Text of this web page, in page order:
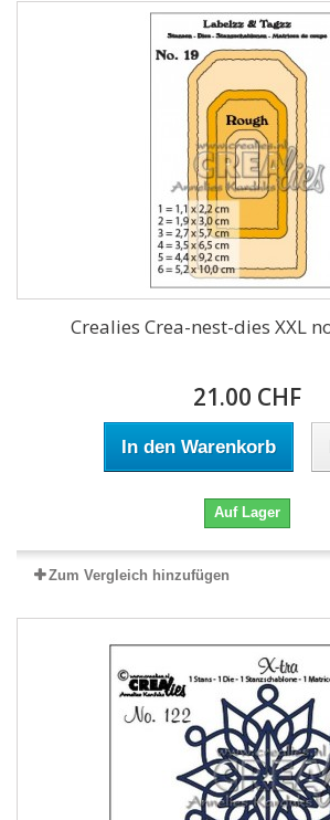
Crealies Crea-nest-dies XXL
21.00 CHF
In den Warenkorb
Auf Lager
Zum Vergleich hinzufügen